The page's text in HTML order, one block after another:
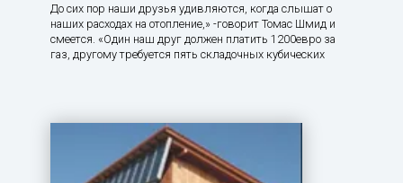
До сих пор наши друзья удивляются, когда слышат о
наших расходах на отопление,» -говорит Томас Шмид и
смеется. «Один наш друг должен платить 1200евро за
газ, другому требуется пять складочных кубических